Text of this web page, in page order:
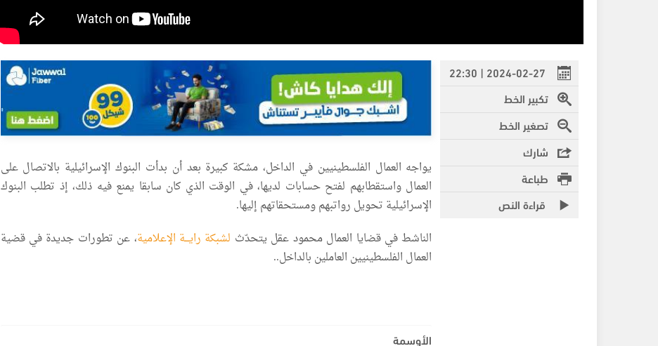
2024-02-27 | 22:30
تكبير الخط
تصغير الخط
شارك
طباعة
قراءة النص
يواجه العمال الفلسطينيين في الداخل، مشكة كبيرة بعد أن بدأت البنوك الإسرائيلية بالاتصال على
العمال واستقطابهم لفتح حسابات لديها، في الوقت الذي كان سابقا يمنع فيه ذلك، إذ تطلب البنوك
الإسرائيلية تحويل رواتبهم ومستحقاتهم إليها.
الناشط في قضايا العمال محمود عقل يتحدّث لشبكة رايـــة الإعلامية، عن تطورات جديدة في قضية
العمال الفلسطينيين العاملين بالداخل..
الأوسمة